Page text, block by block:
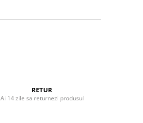
RETUR
Ai 14 zile sa returnezi produsul